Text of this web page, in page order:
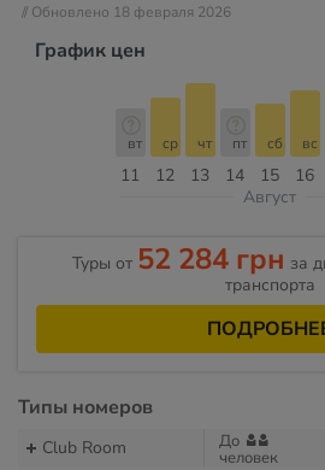
// Обновлено 18 февраля 2026
График цен
11
вт
12
ср
13
чт
14
пт
15
сб
16
вс
Август
Туры от 52 284 грн за
транспорта
Типы номеров
Club Room До
человек